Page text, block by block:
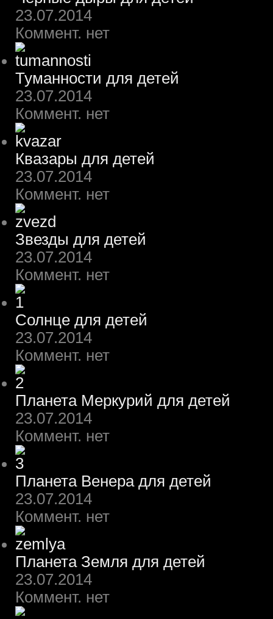
23.07.2014
Коммент. нет
Туманности для детей
23.07.2014
Коммент. нет
Квазары для детей
23.07.2014
Коммент. нет
Звезды для детей
23.07.2014
Коммент. нет
Солнце для детей
23.07.2014
Коммент. нет
Планета Меркурий для детей
23.07.2014
Коммент. нет
Планета Венера для детей
23.07.2014
Коммент. нет
Планета Земля для детей
23.07.2014
Коммент. нет